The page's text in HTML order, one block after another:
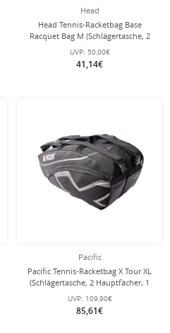
Head
Head Tennis-Racketbag Base
Racquet Bag M (Schlägertasche, 2
Hauptfächer) 2025 navyblau 6er
UVP: 50,00€
41,14€
Pacific
Pacific Tennis-Racketbag X Tour XL
(Schlägertasche, 2 Hauptfächer, 1
Thermofach) 2025 schwarz/chrome
6er
UVP: 109,90€
85,61€